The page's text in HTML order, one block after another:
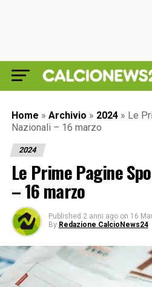
Home » Archivio » 2024 » Le
Nazionali – 16 marzo
2024
Le Prime Pagine
– 16 marzo
Published 2 anni ago on 16
By Redazione CalcioNews24